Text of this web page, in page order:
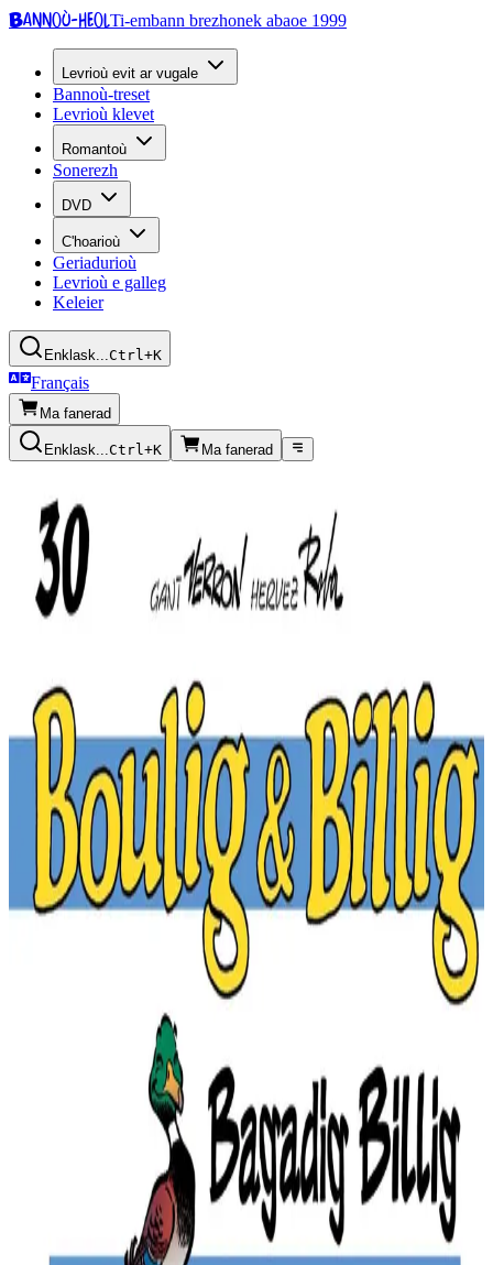
Bannoù-heolTi-embann brezhonek abaoe 1999
Levrioù evit ar vugale
Bannoù-treset
Levrioù klevet
Romantoù
Sonerezh
DVD
C'hoarioù
Geriadurioù
Levrioù e galleg
Keleier
Enklask...Ctrl+K
Français
Ma fanerad
Enklask...Ctrl+K Ma fanerad
Du ha gwenn ha plas da lenn...